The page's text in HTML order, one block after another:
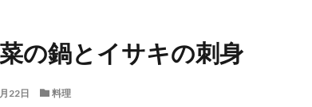
の鍋とイサキの刺身
22日 料理